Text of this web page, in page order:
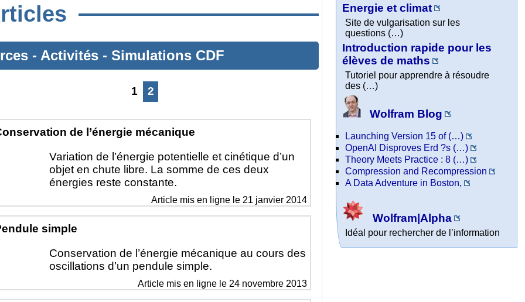
- Activités - Simulations CDF
1 2
de l’énergie mécanique
Variation de l’énergie potentielle et cinétique d’un
objet en chute libre. La somme de ces deux
énergies reste constante.
Article mis en ligne le21 janvier 2014
simple
Conservation de l’énergie mécanique au cours des
oscillations d’un pendule simple.
Article mis en ligne le24 novembre 2013
Energie et climat
Site de vulgarisation sur les
questions (…)
Introduction rapide pour les
élèves de maths
Tutoriel pour apprendre à résoudre
des (…)
Wolfram Blog
Launching Version 15 of (…)
OpenAI Disproves Erd ?s (…)
Theory Meets Practice : 8 (…)
Compression and Recompression
A Data Adventure in Boston,
Wolfram|Alpha
Idéal pour rechercher de l’information